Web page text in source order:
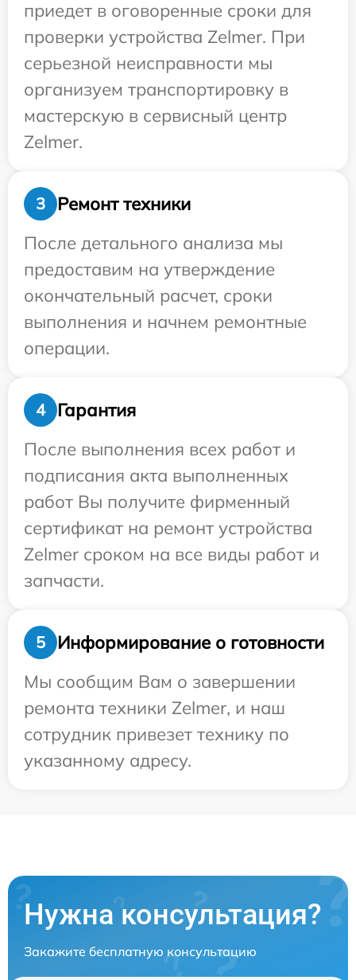
приедет в оговоренные сроки для
проверки устройства Zelmer. При
серьезной неисправности мы
организуем транспортировку в
мастерскую в сервисный центр
Zelmer.
3
Ремонт техники
После детального анализа мы
предоставим на утверждение
окончательный расчет, сроки
выполнения и начнем ремонтные
операции.
4
Гарантия
После выполнения всех работ и
подписания акта выполненных
работ Вы получите фирменный
сертификат на ремонт устройства
Zelmer сроком на все виды работ и
запчасти.
5
Информирование о готовности
Мы сообщим Вам о завершении
ремонта техники Zelmer, и наш
сотрудник привезет технику по
указанному адресу.
Нужна консультация?
Закажите бесплатную консультацию